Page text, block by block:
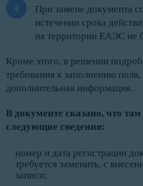
При замене документа
истечении срока
на территории ЕАЭС не
Кроме этого, в решении
требования к заполнению поля,
дополнительная информация.
В документе сказано, что
следующие сведения:
номер и дата регистрации
требуется заменить, с
записи;